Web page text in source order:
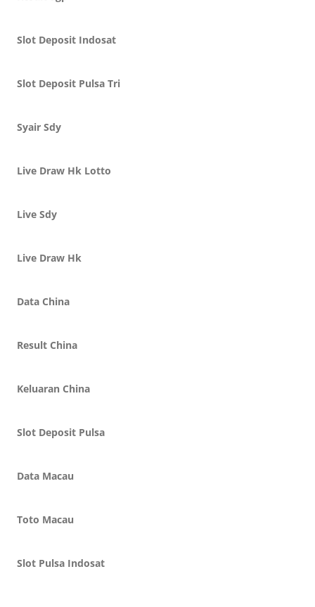
Slot Deposit Indosat
Slot Deposit Pulsa Tri
Syair Sdy
Live Draw Hk Lotto
Live Sdy
Live Draw Hk
Data China
Result China
Keluaran China
Slot Deposit Pulsa
Data Macau
Toto Macau
Slot Pulsa Indosat